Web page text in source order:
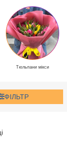
Тюльпани мікси
ФІЛЬТР